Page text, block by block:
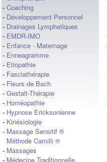
- Coaching
- Développement Personnel
- Drainages Lymphatiques
- EMDR-IMO
- Enfance - Maternage
- Enneagramme
- Etiopathie
- Fasciathérapie
- Fleurs de Bach
- Gestalt-Thérapie
- Homéopathie
- Hypnose Ericksonienne
- Kinésiologie
- Massage Sensitif ®
Méthode Camilli ®
- Massages
- Médecine Traditionnelle